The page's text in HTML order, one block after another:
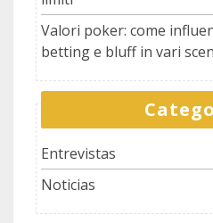
Valori poker: come
betting e bluff in vari
Entrevistas
Noticias